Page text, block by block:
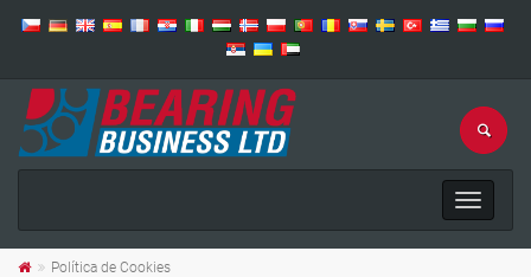
Toggle
Política de Cookies